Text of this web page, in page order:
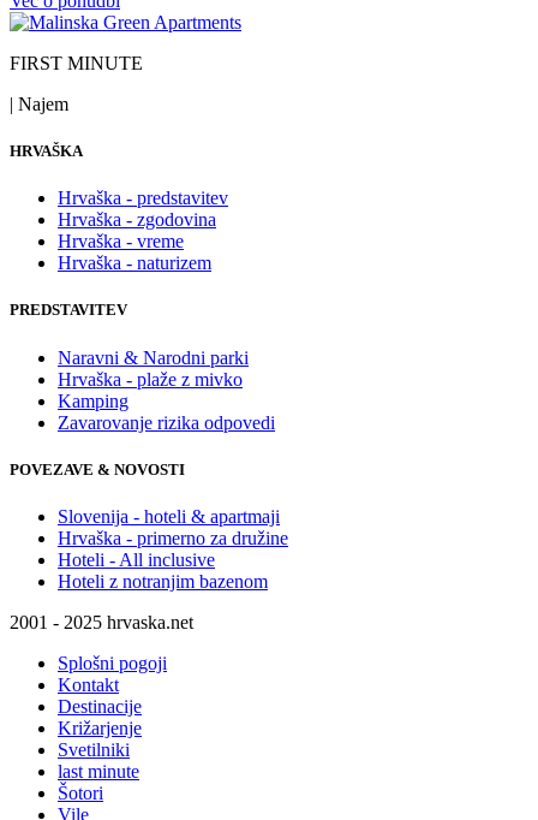
FIRST MINUTE
| Najem
HRVAŠKA
Hrvaška - predstavitev
Hrvaška - zgodovina
Hrvaška - vreme
Hrvaška - naturizem
PREDSTAVITEV
Naravni & Narodni parki
Hrvaška - plaže z mivko
Kamping
Zavarovanje rizika odpovedi
POVEZAVE & NOVOSTI
Slovenija - hoteli & apartmaji
Hrvaška - primerno za družine
Hoteli - All inclusive
Hoteli z notranjim bazenom
2001 - 2025 hrvaska.net
Splošni pogoji
Kontakt
Destinacije
Križarjenje
Svetilniki
last minute
Šotori
Vile